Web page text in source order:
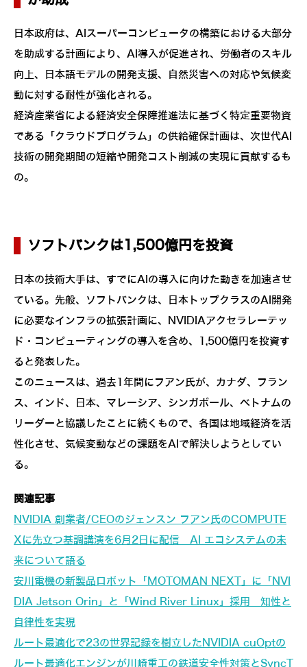
日本政府は、AIスーパーコンピュータの構築における大部分
を助成する計画により、AI導入が促進され、労働者のスキル
向上、日本語モデルの開発支援、自然災害への対応や気候変
動に対する耐性が強化される。
経済産業省による経済安全保障推進法に基づく特定重要物資
である「クラウドプログラム」の供給確保計画は、次世代AI
技術の開発期間の短縮や開発コスト削減の実現に貢献するも
の。
ソフトバンクは1,500億円を投資
日本の技術大手は、すでにAIの導入に向けた動きを加速させ
ている。先般、ソフトバンクは、日本トップクラスのAI開発
に必要なインフラの拡張計画に、NVIDIAアクセラレーテッ
ド・コンピューティングの導入を含め、1,500億円を投資す
ると発表した。
このニュースは、過去1年間にフアン氏が、カナダ、フラン
ス、インド、日本、マレーシア、シンガポール、ベトナムの
リーダーと協議したことに続くもので、各国は地域経済を活
性化させ、気候変動などの課題をAIで解決しようとしてい
る。
関連記事
NVIDIA 創業者/CEOのジェンスン フアン氏のCOMPUTE
Xに先立つ基調講演を6月2日に配信 AI エコシステムの未
来について語る
安川電機の新製品ロボット「MOTOMAN NEXT」に「NVI
DIA Jetson Orin」と「Wind River Linux」採用 知性と
自律性を実現
ルート最適化で23の世界記録を樹立したNVIDIA cuOptの
ルート最適化エンジンが川崎重工の鉄道安全性対策とSyncT